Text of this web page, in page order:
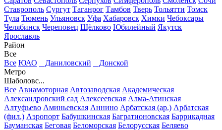
Ставрополь Сургут Таганрог Тамбов Тверь Тольятти Томск
Тула Тюмень Ульяновск Уфа Хабаровск Химки Чебоксары
Челябинск Череповец Щёлково Юбилейный Якутск
Ярославль
Район
Все
Все ЮАО Даниловский
Донской
Метро
Шаболовс...
Все Авиамоторная Автозаводская Академическая
Александровский сад Алексеевская Алма-Атинская
Алтуфьево Аминьевская Аннино Арбатская (ар.) Арбатская
(фил.) Аэропорт Бабушкинская Багратионовская Баррикадная
Бауманская Беговая Беломорская Белорусская Беляево